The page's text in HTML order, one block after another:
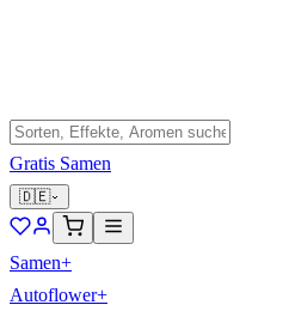
Gratis Samen
🇩🇪
Samen+
Autoflower+